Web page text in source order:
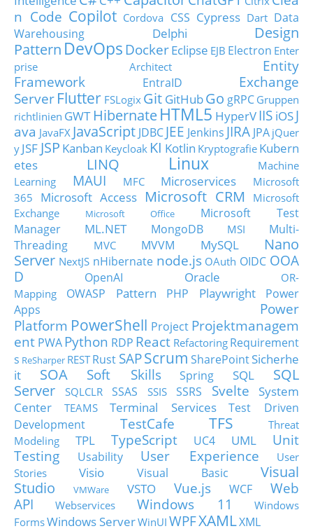
n Code Copilot Cordova CSS Cypress Dart Data
Warehousing
Delphi
Design
Pattern DevOps DockerEclipse EJB Electron Enter
prise Architect
Entity
Framework
EntraID
Exchange
Server Flutter FSLogix Git GitHubGo gRPC Gruppen
richtlinien GWT HibernateHTML5 HyperVIIS iOSJ
ava JavaFX JavaScript JDBC JEE Jenkins JIRA JPA jQuer
y JSF JSP Kanban Keycloak KI Kotlin Kryptografie Kubern
etes
LINQ Linux
Machine
Learning
MAUI MFC Microservices
Microsoft
365
Microsoft Access Microsoft CRM
Microsoft
Exchange
Microsoft Office
Microsoft Test
Manager
ML.NET MongoDB MSI
Multi-
Threading
MVC MVVM MySQL
Nano
Server NextJS nHibernate node.js OAuth OIDC OOA
D
OpenAI Oracle
OR-
Mapping
OWASP Pattern PHP Playwright
Power
Apps
Power
Platform PowerShell Project Projektmanagem
ent PWA Python RDP React Refactoring Requirement
s ReSharper RESTRust SAPScrum SharePointSicherhe
it
SOA Soft Skills Spring SQL
SQL
Server
SQLCLR SSAS SSIS SSRS Svelte
System
Center
TEAMS Terminal Services
Test Driven
Development
TestCafe TFS
Threat
Modeling
TPL TypeScript UC4 UML
Unit
Testing
Usability User Experience
User
Stories
Visio Visual Basic
Visual
Studio
VMWare VSTO Vue.js WCF
Web
API
Webservices Windows 11
Windows
FormsWindows ServerWinUI WPFXAMLXML